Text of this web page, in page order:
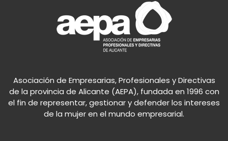
Asociación de Empresarias, Profesionales y Directivas
de la provincia de Alicante (AEPA), fundada en 1996 con
el fin de representar, gestionar y defender los intereses
de la mujer en el mundo empresarial.